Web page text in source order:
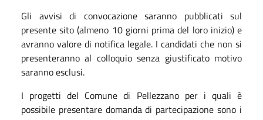
Gli avvisi di convocazione saranno pubblicati sul
presente sito (almeno 10 giorni prima del loro inizio) e
avranno valore di notifica legale. I candidati che non si
presenteranno al colloquio senza giustificato motivo
saranno esclusi.
I progetti del Comune di Pellezzano per i quali è
possibile presentare domanda di partecipazione sono i